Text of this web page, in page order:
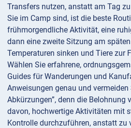
Transfers nutzen, anstatt am Tag
Sie im Camp sind, ist die beste
frühmorgendliche Aktivität, eine
dann eine zweite Sitzung am
Temperaturen sinken und Tiere zur
Wählen Sie erfahrene,
Guides für Wanderungen und
Anweisungen genau und vermeiden
Abkürzungen”, denn die
davon, hochwertige Aktivitäten mit
Kontrolle durchzuführen, anstatt zu